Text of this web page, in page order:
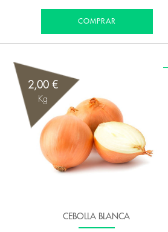
COMPRAR
CEBOLLA BLANCA
2,00 €
Kg